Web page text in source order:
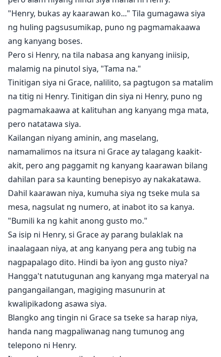
"Henry, bukas ay kaarawan ko..." Tila gumagawa siya
ng huling pagsusumikap, puno ng pagmamakaawa
ang kanyang boses.
Pero si Henry, na tila nabasa ang kanyang iniisip,
malamig na pinutol siya, "Tama na."
Tinitigan siya ni Grace, nalilito, sa pagtugon sa matalim
na titig ni Henry. Tinitigan din siya ni Henry, puno ng
pagmamakaawa at kalituhan ang kanyang mga mata,
pero natatawa siya.
Kailangan niyang aminin, ang maselang,
namamalimos na itsura ni Grace ay talagang kaakit-
akit, pero ang paggamit ng kanyang kaarawan bilang
dahilan para sa kaunting benepisyo ay nakakatawa.
Dahil kaarawan niya, kumuha siya ng tseke mula sa
mesa, nagsulat ng numero, at inabot ito sa kanya.
"Bumili ka ng kahit anong gusto mo."
Sa isip ni Henry, si Grace ay parang bulaklak na
inaalagaan niya, at ang kanyang pera ang tubig na
nagpapalago dito. Hindi ba iyon ang gusto niya?
Hangga't natutugunan ang kanyang mga materyal na
pangangailangan, magiging masunurin at
kwalipikadong asawa siya.
Blangko ang tingin ni Grace sa tseke sa harap niya,
handa nang magpaliwanag nang tumunog ang
telepono ni Henry.